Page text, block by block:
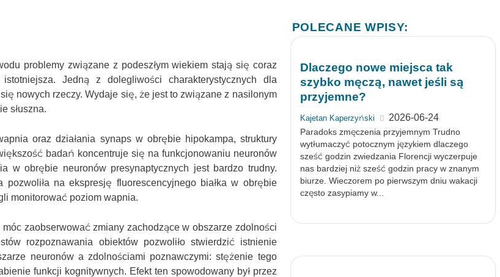
problemy związane z podeszłym wiekiem stają się coraz
Jedną z dolegliwości charakterystycznych dla
nowych rzeczy. Wydaje się, że jest to związane z nasilonym
słuszna.
oraz działania synaps w obrębie hipokampa, struktury
badań koncentruje się na funkcjonowaniu neuronów
w obrębie neuronów presynaptycznych jest bardzo trudny.
na ekspresję fluorescencyjnego białka w obrębie
monitorować poziom wapnia.
zaobserwować zmiany zachodzące w obszarze zdolności
rozpoznawania obiektów pozwoliło stwierdzić istnienie
neuronów a zdolnościami poznawczymi: stężenie tego
funkcji kognitywnych. Efekt ten spowodowany był przez
POLECANE WPISY:
Dlaczego nowe miejsca tak
szybko męczą, nawet jeśli są
przyjemne?
Kajetan Kaperzyński 2026-06-24
Paradoks zmęczenia przyjemnym Trudno
wytłumaczyć potocznym językiem dlaczego
sześć godzin zwiedzania Florencji wyczerpuje
nas bardziej niż sześć godzin pracy w znanym
biurze. Wieczorem po pierwszym dniu wakacji
często zasypiamy w...